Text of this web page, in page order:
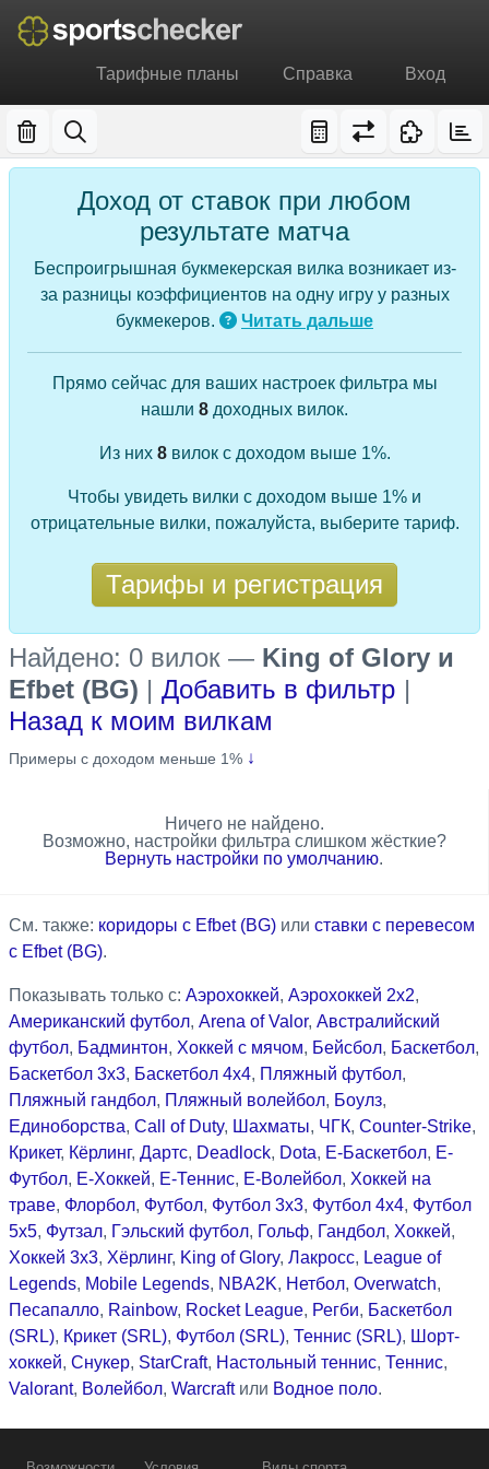
Тарифные планы Справка Вход
Доход от ставок при любом
результате матча
Беспроигрышная букмекерская вилка возникает из-
за разницы коэффициентов на одну игру у разных
букмекеров.
Читать дальше
Прямо сейчас для ваших настроек фильтра мы
нашли 8 доходных вилок.
Из них 8вилок с доходом выше 1%.
Чтобы увидеть вилки с доходом выше 1% и
отрицательные вилки, пожалуйста, выберите тариф.
Тарифы и регистрация
Найдено: 0 вилок — King of Glory и
Efbet (BG) | Добавить в фильтр |
Назад к моим вилкам
Примеры с доходом меньше 1% ↓
Ничего не найдено.
Возможно, настройки фильтра слишком жёсткие?
Вернуть настройки по умолчанию.
См. также: коридоры с Efbet (BG) или ставки с перевесом
с Efbet (BG).
Показывать только с: Аэрохоккей, Аэрохоккей 2x2,
Американский футбол, Arena of Valor, Австралийский
футбол, Бадминтон, Хоккей с мячом, Бейсбол, Баскетбол,
Баскетбол 3x3, Баскетбол 4x4, Пляжный футбол,
Пляжный гандбол, Пляжный волейбол, Боулз,
Единоборства, Call of Duty, Шахматы, ЧГК, Counter-Strike,
Крикет, Кёрлинг, Дартс, Deadlock, Dota, Е-Баскетбол, Е-
Футбол, Е-Хоккей, Е-Теннис, Е-Волейбол, Хоккей на
траве, Флорбол, Футбол, Футбол 3x3, Футбол 4x4, Футбол
5x5, Футзал, Гэльский футбол, Гольф, Гандбол, Хоккей,
Хоккей 3x3, Хёрлинг, King of Glory, Лакросс, League of
Legends, Mobile Legends, NBA2K, Нетбол, Overwatch,
Песапалло, Rainbow, Rocket League, Регби, Баскетбол
(SRL), Крикет (SRL), Футбол (SRL), Теннис (SRL), Шорт-
хоккей, Снукер, StarCraft, Настольный теннис, Теннис,
Valorant, Волейбол, Warcraftили Водное поло.